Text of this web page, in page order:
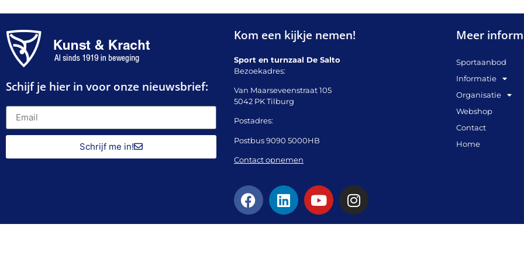
Schijf je hier in voor onze nieuwsbrief:
Schrijf me in!
Kom een kijkje nemen!
Sport en turnzaal De Salto
Bezoekadres:
Van Maarseveenstraat 105
5042 PK Tilburg
Postadres:
Postbus 9090 5000HB
Contact opnemen
Meer
Sportaanbod
Informatie
Organisatie
Webshop
Contact
Home